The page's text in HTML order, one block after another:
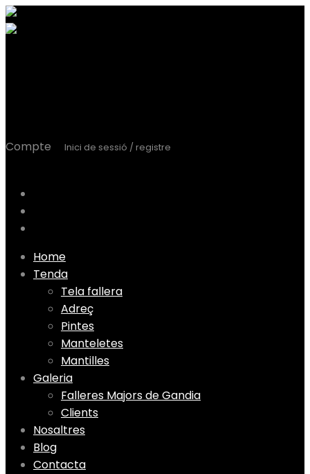
Compte Inici de sessió / registre
Skip
content
Home
Tenda
Tela fallera
Adreç
Pintes
Manteletes
Mantilles
Galeria
Falleres Majors de Gandia
Clients
Nosaltres
Blog
Contacta